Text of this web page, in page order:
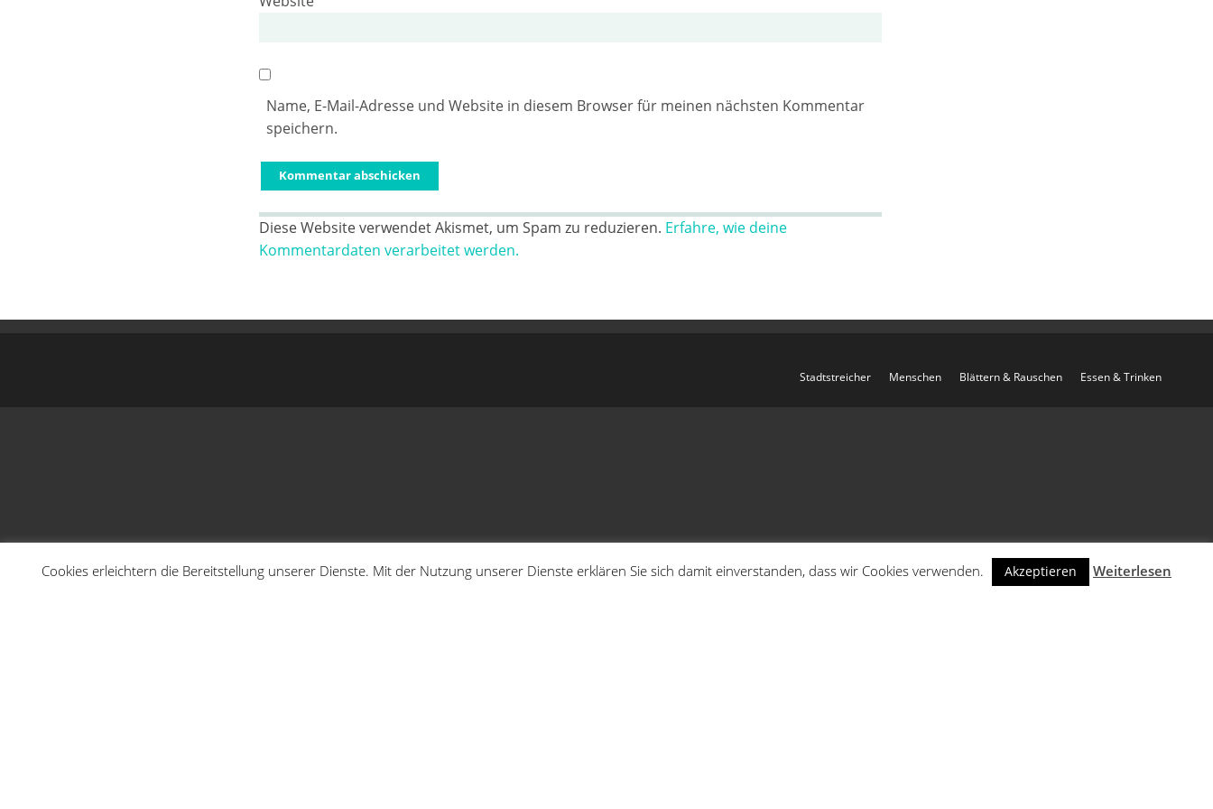
Name, E-Mail-Adresse und Website in diesem Browser für meinen nächsten Kommentar
speichern.
Diese Website verwendet Akismet, um Spam zu reduzieren. Erfahre, wie deine
Kommentardaten verarbeitet werden.
Stadtstreicher Menschen Blättern & Rauschen Essen & Trinken
Cookies erleichtern die Bereitstellung unserer Dienste. Mit der Nutzung unserer Dienste erklären Sie sich damit einverstanden, dass wir Cookies verwenden. Akzeptieren Weiterlesen